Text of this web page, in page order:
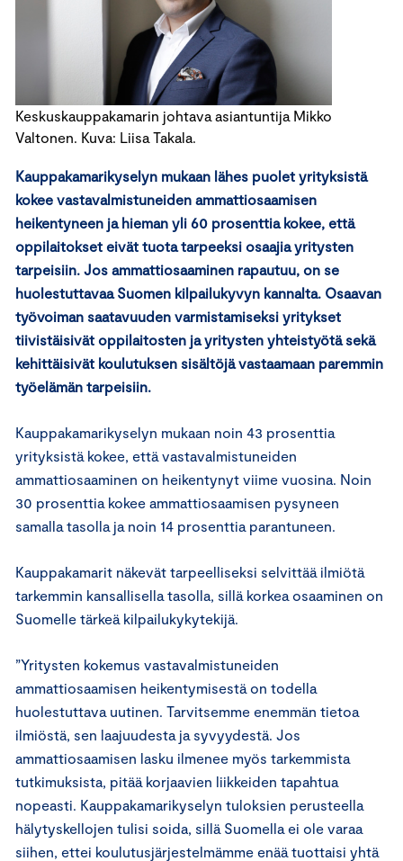
Keskuskauppakamarin johtava asiantuntija Mikko
Valtonen. Kuva: Liisa Takala.
Kauppakamarikyselyn mukaan lähes puolet yrityksistä
kokee vastavalmistuneiden ammattiosaamisen
heikentyneen ja hieman yli 60 prosenttia kokee, että
oppilaitokset eivät tuota tarpeeksi osaajia yritysten
tarpeisiin. Jos ammattiosaaminen rapautuu, on se
huolestuttavaa Suomen kilpailukyvyn kannalta. Osaavan
työvoiman saatavuuden varmistamiseksi yritykset
tiivistäisivät oppilaitosten ja yritysten yhteistyötä sekä
kehittäisivät koulutuksen sisältöjä vastaamaan paremmin
työelämän tarpeisiin.
Kauppakamarikyselyn mukaan noin 43 prosenttia
yrityksistä kokee, että vastavalmistuneiden
ammattiosaaminen on heikentynyt viime vuosina. Noin
30 prosenttia kokee ammattiosaamisen pysyneen
samalla tasolla ja noin 14 prosenttia parantuneen.
Kauppakamarit näkevät tarpeelliseksi selvittää ilmiötä
tarkemmin kansallisella tasolla, sillä korkea osaaminen on
Suomelle tärkeä kilpailukykytekijä.
”Yritysten kokemus vastavalmistuneiden
ammattiosaamisen heikentymisestä on todella
huolestuttava uutinen. Tarvitsemme enemmän tietoa
ilmiöstä, sen laajuudesta ja syvyydestä. Jos
ammattiosaamisen lasku ilmenee myös tarkemmista
tutkimuksista, pitää korjaavien liikkeiden tapahtua
nopeasti. Kauppakamarikyselyn tuloksien perusteella
hälytyskellojen tulisi soida, sillä Suomella ei ole varaa
siihen, ettei koulutusjärjestelmämme enää tuottaisi yhtä